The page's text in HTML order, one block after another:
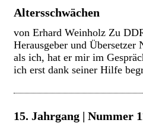
Altersschwächen
von Erhard Weinholz Zu
Herausgeber und
als ich, hat er mir im
ich erst dank seiner Hilfe
15. Jahrgang | Nummer